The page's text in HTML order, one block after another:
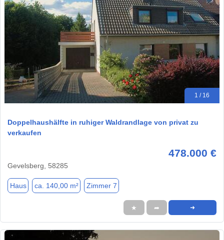
1 / 16
Doppelhaushälfte in ruhiger Waldrandlage von privat zu
verkaufen
478.000 €
Gevelsberg, 58285
Haus ca. 140,00 m² Zimmer 7
★ ➦ ➜